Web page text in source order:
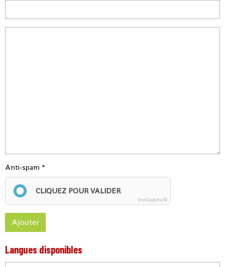
Anti-spam
CLIQUEZ POUR VALIDER
IconCaptcha ©
Ajouter
Langues disponibles